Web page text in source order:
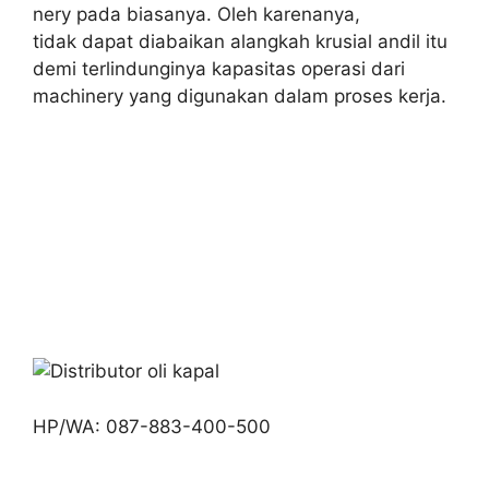
nery pada biasanya. Oleh karenanya,
tidak dapat diabaikan alangkah krusial andil itu
demi terlindunginya kapasitas operasi dari
machinery yang digunakan dalam proses kerja.
HP/WA: 087-883-400-500